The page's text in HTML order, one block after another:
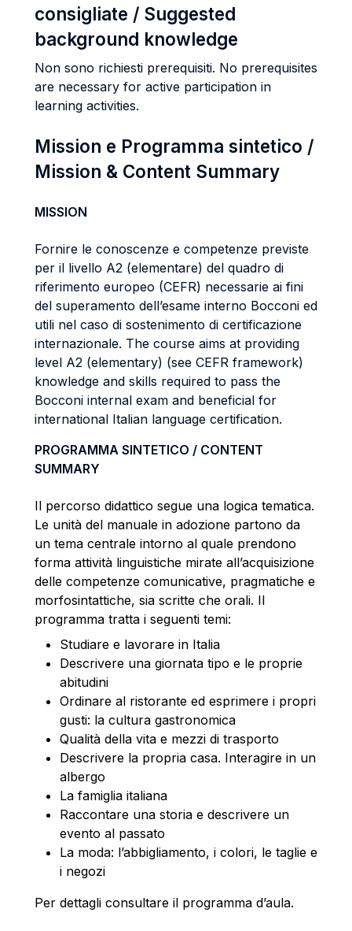
consigliate / Suggested
background knowledge
Non sono richiesti prerequisiti. No prerequisites
are necessary for active participation in
learning activities.
Mission e Programma sintetico /
Mission & Content Summary
MISSION
Fornire le conoscenze e competenze previste
per il livello A2 (elementare) del quadro di
riferimento europeo (CEFR) necessarie ai fini
del superamento dell’esame interno Bocconi ed
utili nel caso di sostenimento di certificazione
internazionale. The course aims at providing
level A2 (elementary) (see CEFR framework)
knowledge and skills required to pass the
Bocconi internal exam and beneficial for
international Italian language certification.
PROGRAMMA SINTETICO / CONTENT
SUMMARY
Il percorso didattico segue una logica tematica.
Le unità del manuale in adozione partono da
un tema centrale intorno al quale prendono
forma attività linguistiche mirate all’acquisizione
delle competenze comunicative, pragmatiche e
morfosintattiche, sia scritte che orali. Il
programma tratta i seguenti temi:
Studiare e lavorare in Italia
Descrivere una giornata tipo e le proprie
abitudini
Ordinare al ristorante ed esprimere i propri
gusti: la cultura gastronomica
Qualità della vita e mezzi di trasporto
Descrivere la propria casa. Interagire in un
albergo
La famiglia italiana
Raccontare una storia e descrivere un
evento al passato
La moda: l’abbigliamento, i colori, le taglie e
i negozi
Per dettagli consultare il programma d’aula.